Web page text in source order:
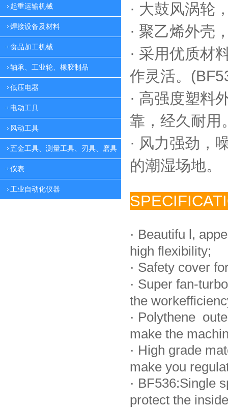
起重运输机械
焊接设备及材料
食品加工机械
轴承、工业轮、橡胶制品
低压电器
电动工具
风动工具
五金工具、测量工具、刃具、磨具
仪表
工业自动化仪器
· 大鼓风涡轮
· 聚乙烯外壳
· 采用优质材
作灵活。
· 高强度塑料
靠， 经久耐用
· 风力强劲，
的潮湿场地。
· Beautifu l,
high flexibility;
· Safety cover
· Super fan-
the
· Polythene
make the
· High grade
make you
· BF536:Single
protect the